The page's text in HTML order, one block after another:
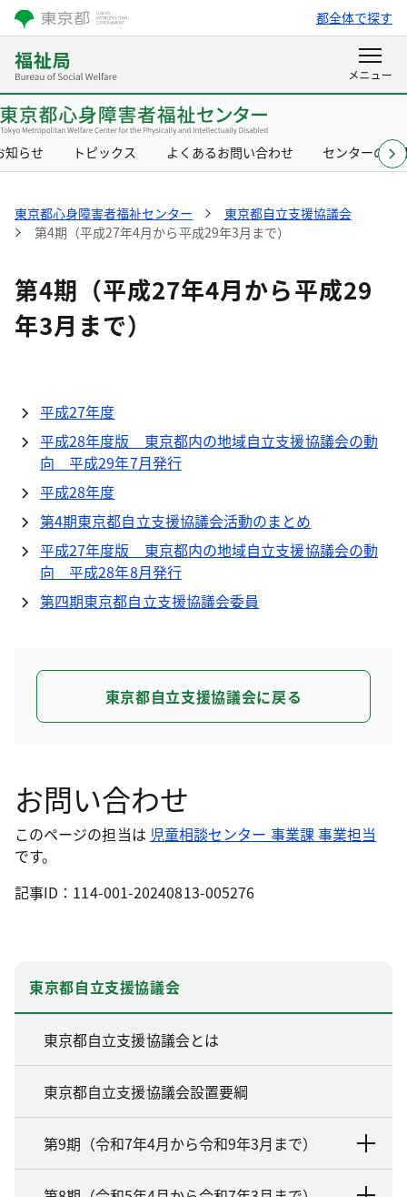
都全体で探す
知らせ トピックス よくあるお問い合わせ センターの概
東京都心身障害者福祉センター
東京都自立支援協議会
第4期（平成27年4月から平成29年3月まで）
第4期（平成27年4月から平成29
年3月まで）
平成27年度
平成28年度版 東京都内の地域自立支援協議会の動
向 平成29年7月発行
平成28年度
第4期東京都自立支援協議会活動のまとめ
平成27年度版 東京都内の地域自立支援協議会の動
向 平成28年8月発行
第四期東京都自立支援協議会委員
東京都自立支援協議会に戻る
お問い合わせ
このページの担当は 児童相談センター 事業課 事業担当
です。
記事ID：114-001-20240813-005276
東京都自立支援協議会
東京都自立支援協議会とは
東京都自立支援協議会設置要綱
第9期（令和7年4月から令和9年3月まで）